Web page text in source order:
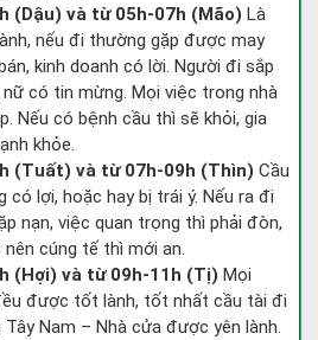
(Dậu) và từ 05h-07h (Mão) Là
nếu đi thường gặp được may
kinh doanh có lời. Người đi sắp
nữ có tin mừng. Mọi việc trong nhà
Nếu có bệnh cầu thì sẽ khỏi, gia
khỏe.
(Tuất) và từ 07h-09h (Thìn) Cầu
có lợi, hoặc hay bị trái ý. Nếu ra đi
nạn, việc quan trọng thì phải đòn,
nên cúng tế thì mới an.
(Hợi) và từ 09h-11h (Tị) Mọi
được tốt lành, tốt nhất cầu tài đi
Nam – Nhà cửa được yên lành.